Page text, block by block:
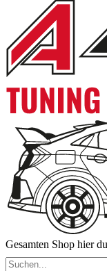
Gesamten Shop hier